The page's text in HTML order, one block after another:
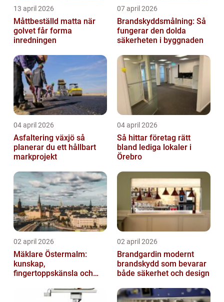
13 april 2026
Måttbeställd matta när
golvet får forma
inredningen
07 april 2026
Brandskyddsmålning: Så
fungerar den dolda
säkerheten i byggnaden
04 april 2026
Asfaltering växjö så
planerar du ett hållbart
markprojekt
04 april 2026
Så hittar företag rätt
bland lediga lokaler i
Örebro
02 april 2026
Mäklare Östermalm:
kunskap,
fingertoppskänsla och
02 april 2026
Brandgardin modernt
brandskydd som bevarar
både säkerhet och design